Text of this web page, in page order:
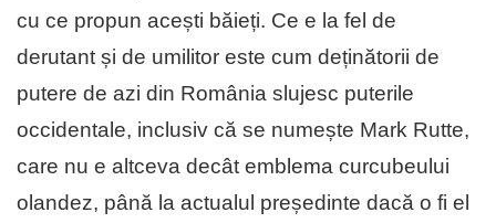
cu ce propun acești băieți. Ce e la fel de
derutant și de umilitor este cum deținătorii de
putere de azi din România slujesc puterile
occidentale, inclusiv că se numește Mark Rutte,
care nu e altceva decât emblema curcubeului
olandez, până la actualul președinte dacă o fi el